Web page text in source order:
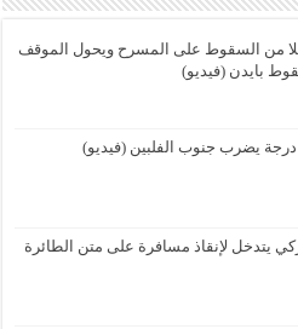
من السقوط على المسرح ويحول الموقف
بايدن (فيديو)
يتدخل لإنقاذ مسافرة على متن الطائرة